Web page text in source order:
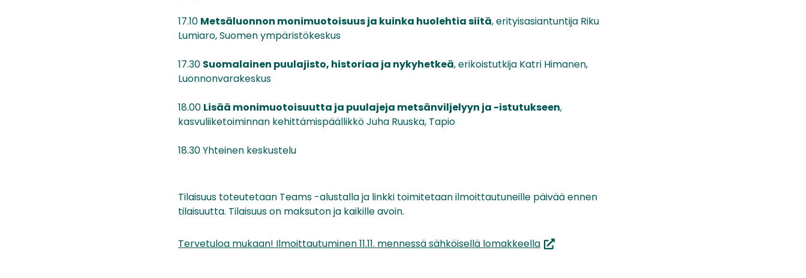
17.10 Metsäluonnon monimuotoisuus ja kuinka huolehtia siitä, erityisasiantuntija Riku
Lumiaro, Suomen ympäristökeskus
17.30 Suomalainen puulajisto, historiaa ja nykyhetkeä, erikoistutkija Katri Himanen,
Luonnonvarakeskus
18.00 Lisää monimuotoisuutta ja puulajeja metsänviljelyyn ja -istutukseen,
kasvuliiketoiminnan kehittämispäällikkö Juha Ruuska, Tapio
18.30 Yhteinen keskustelu
Tilaisuus toteutetaan Teams -alustalla ja linkki toimitetaan ilmoittautuneille päivää ennen
tilaisuutta. Tilaisuus on maksuton ja kaikille avoin.
Tervetuloa mukaan! Ilmoittautuminen 11.11. mennessä sähköisellä lomakkeella(siirryt